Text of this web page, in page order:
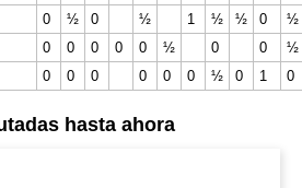
0 ½ 0 ½ 1 ½ ½ 0
½
0 0 0 0 0 ½ 0 0
½
0 0 0 0 0 0 ½ 0 1 0
hasta ahora